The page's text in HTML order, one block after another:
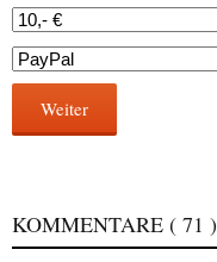
Weiter
KOMMENTARE ( 71 )